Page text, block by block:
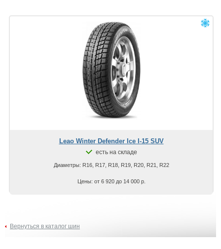
Leao Winter Defender Ice I-15 SUV
есть на складе
Диаметры: R16, R17, R18, R19, R20, R21, R22
Цены: от 6 920 до 14 000 р.
Вернуться в каталог шин